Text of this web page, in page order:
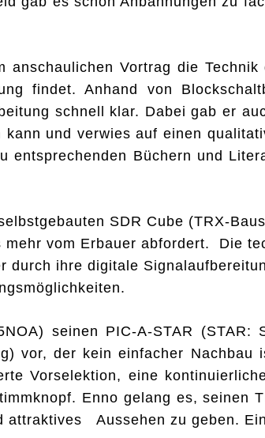
anschaulichen Vortrag die
findet. Anhand von
schnell klar. Dabei gab er
kann und verwies auf einen
entsprechenden Büchern und
SDR Cube (TRX-
vom Erbauer abfordert. Die
durch ihre digitale
seinen PIC-A-STAR
vor, der kein einfacher
Vorselektion, eine
Enno gelang es, seinen
attraktives Aussehen zu geben.